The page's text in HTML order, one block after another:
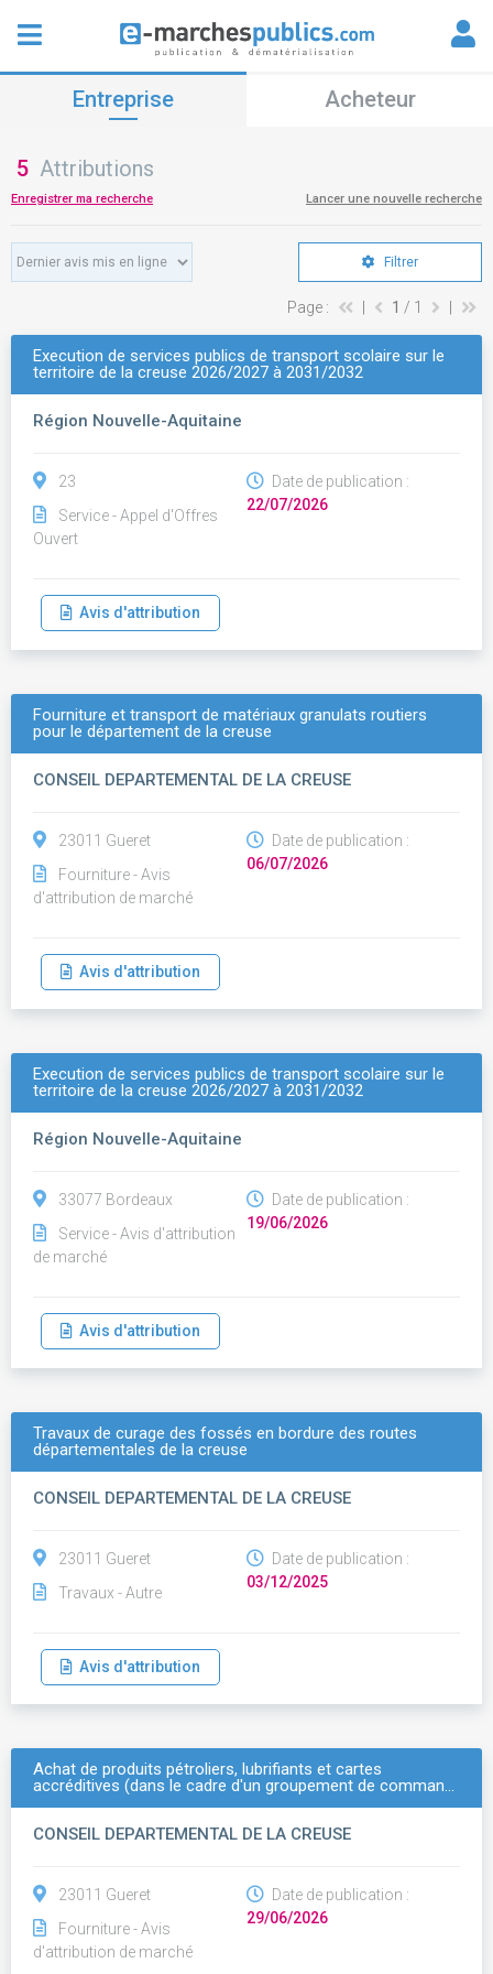
Entreprise Acheteur
5 Attributions
Enregistrer ma recherche Lancer une nouvelle recherche
Filtrer
Page : 1 / 1
Execution de services publics de transport scolaire sur le
territoire de la creuse 2026/2027 à 2031/2032
Région Nouvelle-Aquitaine
23
Service - Appel d'Offres
Ouvert
Date de publication :
22/07/2026
Avis d'attribution
Fourniture et transport de matériaux granulats routiers
pour le département de la creuse
CONSEIL DEPARTEMENTAL DE LA CREUSE
23011 Gueret
Fourniture - Avis
d'attribution de marché
Date de publication :
06/07/2026
Avis d'attribution
Execution de services publics de transport scolaire sur le
territoire de la creuse 2026/2027 à 2031/2032
Région Nouvelle-Aquitaine
33077 Bordeaux
Service - Avis d'attribution
de marché
Date de publication :
19/06/2026
Avis d'attribution
Travaux de curage des fossés en bordure des routes
départementales de la creuse
CONSEIL DEPARTEMENTAL DE LA CREUSE
23011 Gueret
Travaux - Autre
Date de publication :
03/12/2025
Avis d'attribution
Achat de produits pétroliers, lubrifiants et cartes
accréditives (dans le cadre d'un groupement de comman…
CONSEIL DEPARTEMENTAL DE LA CREUSE
23011 Gueret
Fourniture - Avis
d'attribution de marché
Date de publication :
29/06/2026